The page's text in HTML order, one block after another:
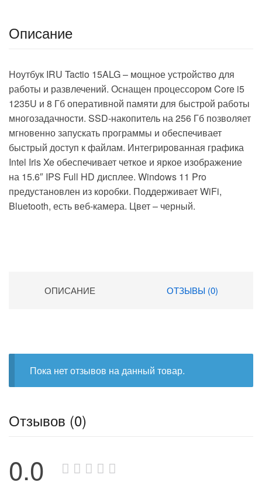
Описание
Ноутбук IRU Tactio 15ALG – мощное устройство для
работы и развлечений. Оснащен процессором Core i5
1235U и 8 Гб оперативной памяти для быстрой работы
многозадачности. SSD-накопитель на 256 Гб позволяет
мгновенно запускать программы и обеспечивает
быстрый доступ к файлам. Интегрированная графика
Intel Iris Xe обеспечивает четкое и яркое изображение
на 15.6″ IPS Full HD дисплее. Windows 11 Pro
предустановлен из коробки. Поддерживает WiFi,
Bluetooth, есть веб-камера. Цвет – черный.
ОПИСАНИЕ ОТЗЫВЫ (0)
Пока нет отзывов на данный товар.
Отзывов (0)
0.0